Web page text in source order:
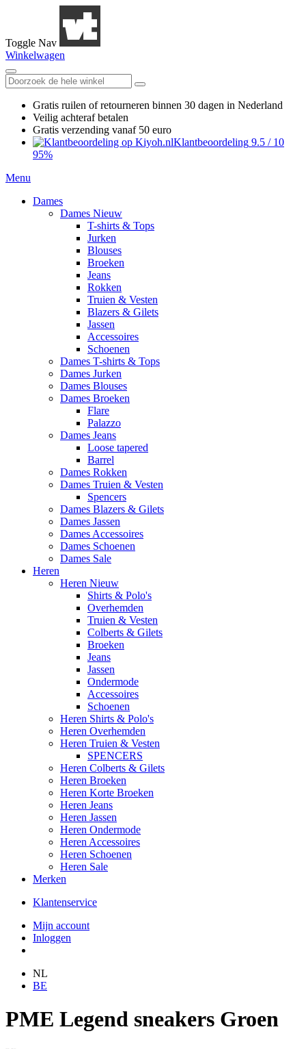
Toggle Nav
Winkelwagen
Gratis ruilen of retourneren binnen 30 dagen in Nederland
Veilig achteraf betalen
Gratis verzending vanaf 50 euro
Klantbeoordeling 9.5 / 10
95%
Menu
Dames
Dames Nieuw
T-shirts & Tops
Jurken
Blouses
Broeken
Jeans
Rokken
Truien & Vesten
Blazers & Gilets
Jassen
Accessoires
Schoenen
Dames T-shirts & Tops
Dames Jurken
Dames Blouses
Dames Broeken
Flare
Palazzo
Dames Jeans
Loose tapered
Barrel
Dames Rokken
Dames Truien & Vesten
Spencers
Dames Blazers & Gilets
Dames Jassen
Dames Accessoires
Dames Schoenen
Dames Sale
Heren
Heren Nieuw
Shirts & Polo's
Overhemden
Truien & Vesten
Colberts & Gilets
Broeken
Jeans
Jassen
Ondermode
Accessoires
Schoenen
Heren Shirts & Polo's
Heren Overhemden
Heren Truien & Vesten
SPENCERS
Heren Colberts & Gilets
Heren Broeken
Heren Korte Broeken
Heren Jeans
Heren Jassen
Heren Ondermode
Heren Accessoires
Heren Schoenen
Heren Sale
Merken
Klantenservice
Mijn account
Inloggen
NL
BE
PME Legend sneakers Groen